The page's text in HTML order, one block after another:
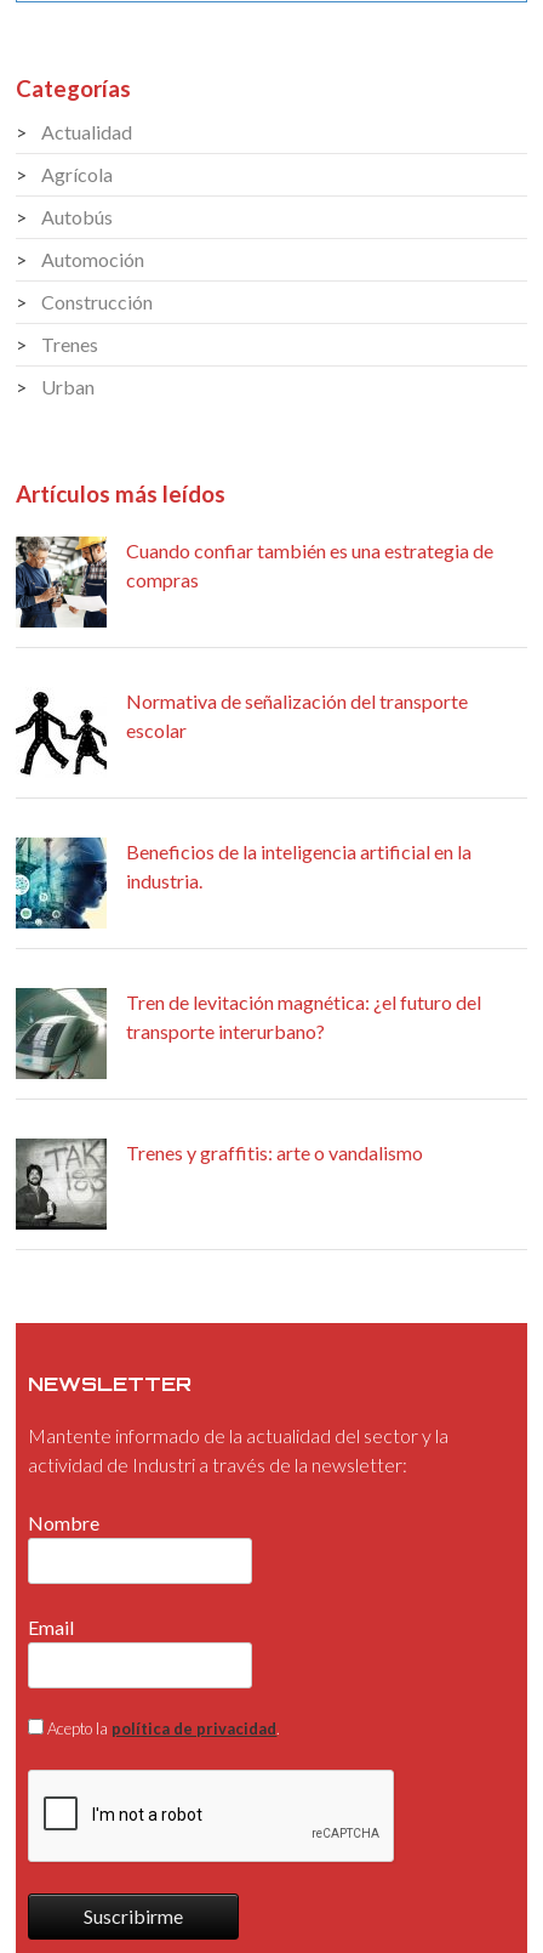
Categorías
Actualidad
Agrícola
Autobús
Automoción
Construcción
Trenes
Urban
Artículos más leídos
Cuando confiar también es una estrategia de
compras
Normativa de señalización del transporte
escolar
Beneficios de la inteligencia artificial en la
industria.
Tren de levitación magnética: ¿el futuro del
transporte interurbano?
Trenes y graffitis: arte o vandalismo
NEWSLETTER
Mantente informado de la actualidad del sector y la
actividad de Industri a través de la newsletter:
Nombre
Email
Acepto la política de privacidad.
Suscribirme